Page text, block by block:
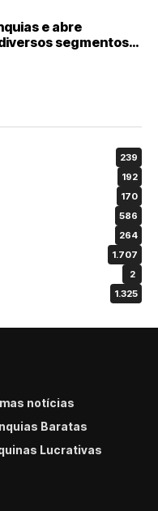
e abre
segmentos
239
192
170
586
264
1.707
2
1.325
notícias
Baratas
Lucrativas